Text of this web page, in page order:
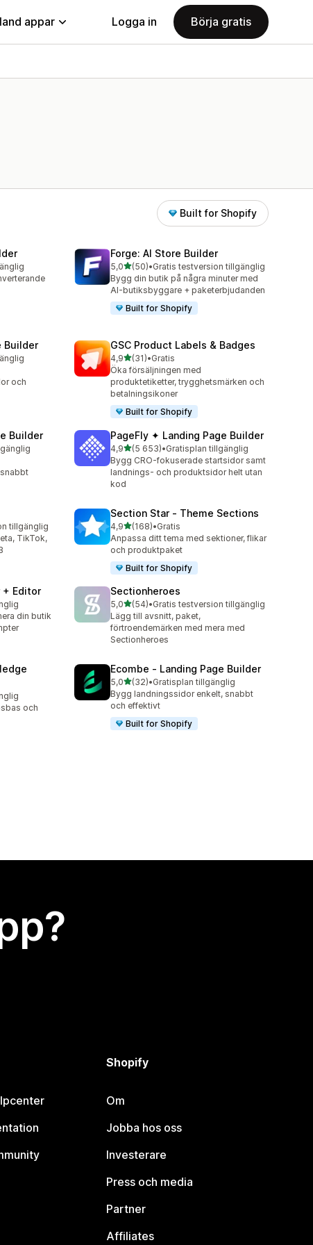
appar Logga in Börja gratis
Built for Shopify
Forge: AI Store Builder
5,0av 5 stjärnor
(50)
50 recensioner totalt
•Gratis testversion tillgänglig
Bygg din butik på några minuter med
AI-butiksbyggare + paketerbjudanden
Built for Shopify
Builder
och
GSC Product Labels & Badges
4,9av 5 stjärnor
(31)
31 recensioner totalt
•Gratis
Öka försäljningen med
produktetiketter, trygghetsmärken och
betalningsikoner
Built for Shopify
Builder PageFly ✦ Landing Page Builder
4,9av 5 stjärnor
(5 653)
5653 recensioner totalt
•Gratisplan tillgänglig
Bygg CRO-fokuserade startsidor samt
landnings- och produktsidor helt utan
kod
tillgänglig
TikTok,
Section Star ‑ Theme Sections
4,9av 5 stjärnor
(168)
168 recensioner totalt
•Gratis
Anpassa ditt tema med sektioner, flikar
och produktpaket
Built for Shopify
+ Editor
din butik
Sectionheroes
5,0av 5 stjärnor
(54)
54 recensioner totalt
•Gratis testversion tillgänglig
Lägg till avsnitt, paket,
förtroendemärken med mera med
Sectionheroes
och
Ecombe ‑ Landing Page Builder
5,0av 5 stjärnor
(32)
32 recensioner totalt
•Gratisplan tillgänglig
Bygg landningssidor enkelt, snabbt
och effektivt
Built for Shopify
Shopify
Om
Jobba hos oss
Investerare
Press och media
Partner
Affiliates